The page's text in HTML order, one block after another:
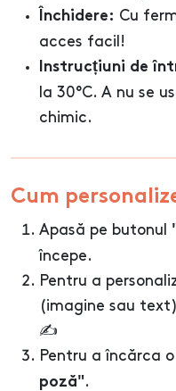
Închidere: Cu
acces facil!
Instrucțiuni de
la 30°C. A nu se
chimic.
Cum
Apasă pe butonul
începe.
Pentru a
(imagine sau
✍️
Pentru a încărca
poză".